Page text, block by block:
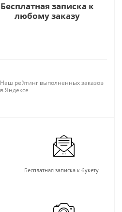
Бесплатная записка к
любому заказу
Наш рейтинг выполненных заказов
в Яндексе
Бесплатная записка к букету